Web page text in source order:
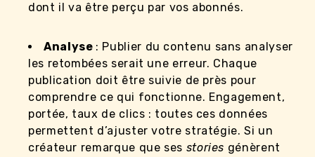
dont il va être perçu par vos abonnés.
Analyse : Publier du contenu sans analyser
les retombées serait une erreur. Chaque
publication doit être suivie de près pour
comprendre ce qui fonctionne. Engagement,
portée, taux de clics : toutes ces données
permettent d’ajuster votre stratégie. Si un
créateur remarque que ses stories génèrent